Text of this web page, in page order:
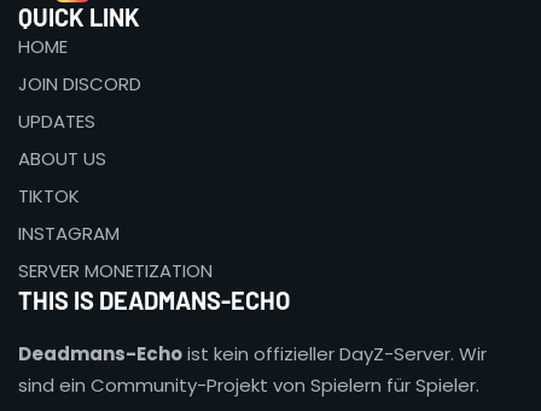
QUICK LINK
HOME
JOIN DISCORD
UPDATES
ABOUT US
TIKTOK
INSTAGRAM
SERVER MONETIZATION
THIS IS DEADMANS-ECHO
Deadmans-Echoist kein offizieller DayZ-Server. Wir
sind ein Community-Projekt von Spielern für Spieler.